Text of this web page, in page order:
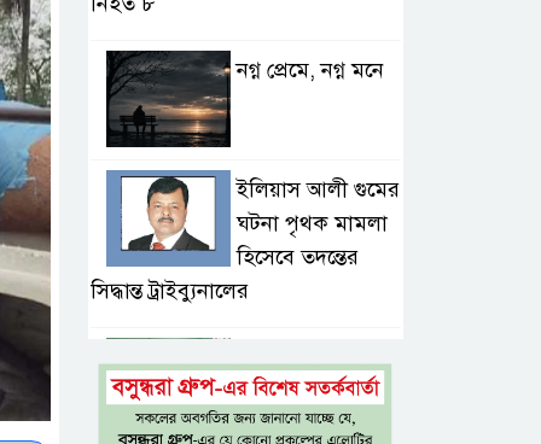
নগ্ন প্রেমে, নগ্ন মনে
ইলিয়াস আলী গুমের
ঘটনা পৃথক মামলা
হিসেবে তদন্তের
সিদ্ধান্ত ট্রাইব্যুনালের
হবে লটারিতে,
দ্বিতীয় থেকে নবম